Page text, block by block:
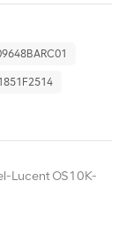
Lucent OS10K-